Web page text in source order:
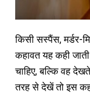
किसी सस्पैंस, मर्डर-
कहावत यह कही
चाहिए, बल्कि वह
तरह से देखें तो इस